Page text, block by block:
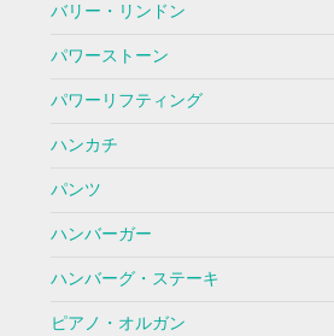
バリー・リンドン
パワーストーン
パワーリフティング
ハンカチ
パンツ
ハンバーガー
ハンバーグ・ステーキ
ピアノ・オルガン